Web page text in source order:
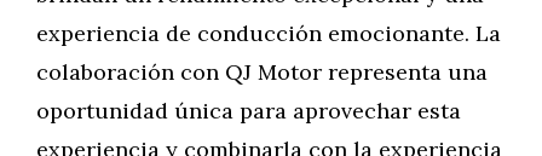
experiencia de conducción emocionante. La
colaboración con QJ Motor representa una
oportunidad única para aprovechar esta
experiencia y combinarla con la experiencia